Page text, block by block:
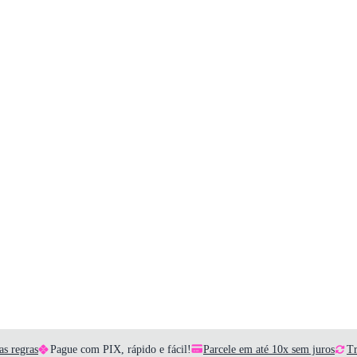
regras Pague com PIX, rápido e fácil! Parcele em até 10x sem juros